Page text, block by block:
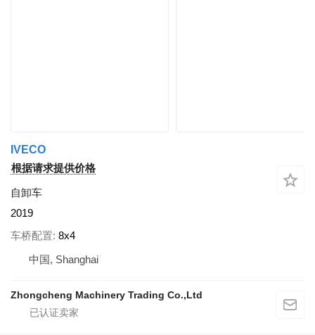
IVECO
根据请求提供价格
自卸车
2019
车桥配置 8x4
中国, Shanghai
Zhongcheng Machinery Trading Co.,Ltd